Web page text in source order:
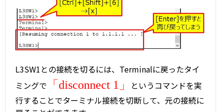
L3SW1との接続を切るには、Terminalに戻ったタイ
ミングで 「disconnect 1」
というコマンドを実
行することでターミナル接続を切断して、元の接続に